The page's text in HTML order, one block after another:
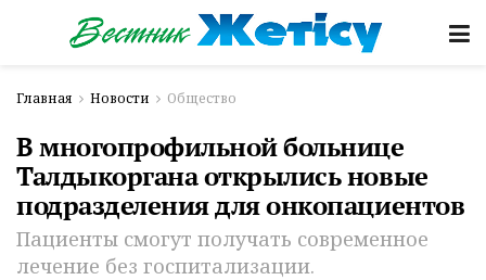
Главная Новости Общество
В многопрофильной больнице
Талдыкоргана открылись новые
подразделения для онкопациентов
Пациенты смогут получать современное
лечение без госпитализации.